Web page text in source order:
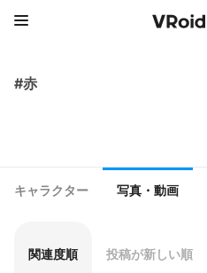
#赤
キャラクター 写真・動画
関連度順 投稿が新しい順